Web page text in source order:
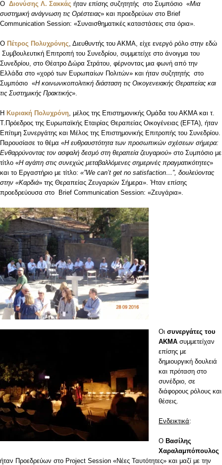
Ο Διονύσης Λ. Σακκάς ήταν επίσης συζητητής στο Συμπόσιο «Μια
συστημική ανάγνωση τις Ορέστειας» και προεδρεύων στο Brief
Communication Session: «Συναισθηματικές καταστάσεις στα όρια».
Ο Πέτρος Πολυχρόνης , Διευθυντής του ΑΚΜΑ, είχε ενεργό ρόλο στην εδώ
Συμβουλευτική Επιτροπή του Συνεδρίου, συμμετείχε στο άνοιγμα του
Συνεδρίου, στο Θέατρο Δώρα Στράτου, φέρνοντας μια φωνή από την
Ελλάδα στο «χορό των Ευρωπαίων Πολιτών» και ήταν συζητητής στο
Συμπόσιο «Η κοινωνικοπολιτική διάσταση τις Οικογενειακής Θεραπείας και
τις Συστημικής Πρακτικής».
Η Κυριακή Πολυχρόνη , μέλος της Επιστημονικής Ομάδα του ΑΚΜΑ και τ.
Τ.Πρόεδρος της Ευρωπαϊκής Εταιρίας Θεραπείας Οικογένειας (EFTA), ήταν
Επίτιμη Συνεργάτης και Μέλος της Επιστημονικής Επιτροπής του Συνεδρίου.
Παρουσίασε το θέμα «Η ευθραυστότητα των προσωπικών σχέσεων σήμερα:
Ενθαρρύνοντας τον ασφαλή δεσμό στη θεραπεία ζευγαριού» στο Συμπόσιο με
τίτλο «Η αγάπη στις συνεχώς μεταβαλλόμενες σημερινές πραγματικότητες»
και το Εργαστήριο με τίτλο: «”We can’t get no satisfaction…”, δουλεύοντας
στην «Καρδιά» της Θεραπείας Ζευγαριών Σήμερα». Ήταν επίσης
προεδρεύουσα στο Brief Communication Session: «Ζευγάρια».
Οι συνεργάτες του
ΑΚΜΑ συμμετείχαν
επίσης με
δημιουργική δουλειά
και πρόταση στο
συνέδριο, σε
διάφορους ρόλους και
θέσεις.
Ενδεικτικά:
Ο Βασίλης
Χαραλαμπόπουλος
ήταν Προεδρεύων στο Project Session «Νέες Ταυτότητες» και μαζί με την